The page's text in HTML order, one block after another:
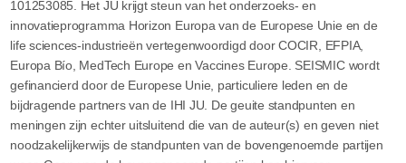
101253085. Het JU krijgt steun van het onderzoeks- en
innovatieprogramma Horizon Europa van de Europese Unie en de
life sciences-industrieën vertegenwoordigd door COCIR, EFPIA,
Europa Bío, MedTech Europe en Vaccines Europe. SEISMIC wordt
gefinancierd door de Europese Unie, particuliere leden en de
bijdragende partners van de IHI JU. De geuite standpunten en
meningen zijn echter uitsluitend die van de auteur(s) en geven niet
noodzakelijkerwijs de standpunten van de bovengenoemde partijen